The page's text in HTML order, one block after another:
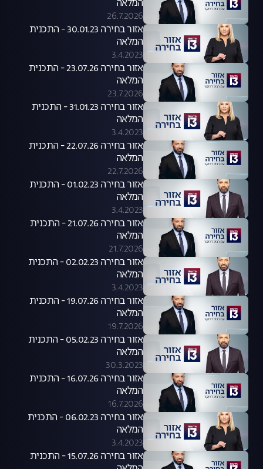
המלאה
26.7.2026
אזור בחירה 30.01.23 - התכנית
המלאה
3.4.2023
אזור בחירה 23.07.26 - התכנית
המלאה
23.7.2026
אזור בחירה 31.01.23 - התכנית
המלאה
3.4.2023
אזור בחירה 22.07.26 - התכנית
המלאה
22.7.2026
אזור בחירה 01.02.23 - התכנית
המלאה
3.4.2023
אזור בחירה 21.07.26 - התכנית
המלאה
21.7.2026
אזור בחירה 02.02.23 - התכנית
המלאה
3.4.2023
אזור בחירה 19.07.26 - התכנית
המלאה
19.7.2026
אזור בחירה 05.02.23 - התכנית
המלאה
30.3.2023
אזור בחירה 16.07.26 - התכנית
המלאה
16.7.2026
אזור בחירה 06.02.23 - התכנית
המלאה
3.4.2023
אזור בחירה 15.07.26 - התכנית